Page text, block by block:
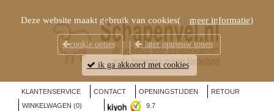
KLANTENSERVICE CONTACT OPENINGSTIJDEN
RETOUR
WINKELWAGEN (0) 9.7
Deze website maakt gebruik van cookies( meer informatie)
cookie opties later opnieuw tonen
ik ga akkoord met cookies